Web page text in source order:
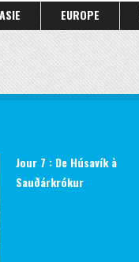
ASIE EUROPE
Jour 7 : De Húsavík à
Sauðárkrókur